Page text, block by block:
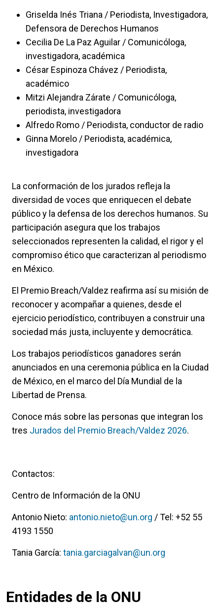
Griselda Inés Triana / Periodista, Investigadora,
Defensora de Derechos Humanos
Cecilia De La Paz Aguilar / Comunicóloga,
investigadora, académica
César Espinoza Chávez / Periodista,
académico
Mitzi Alejandra Zárate / Comunicóloga,
periodista, investigadora
Alfredo Romo / Periodista, conductor de radio
Ginna Morelo / Periodista, académica,
investigadora
La conformación de los jurados refleja la
diversidad de voces que enriquecen el debate
público y la defensa de los derechos humanos. Su
participación asegura que los trabajos
seleccionados representen la calidad, el rigor y el
compromiso ético que caracterizan al periodismo
en México.
El Premio Breach/Valdez reafirma así su misión de
reconocer y acompañar a quienes, desde el
ejercicio periodístico, contribuyen a construir una
sociedad más justa, incluyente y democrática.
Los trabajos periodísticos ganadores serán
anunciados en una ceremonia pública en la Ciudad
de México, en el marco del Día Mundial de la
Libertad de Prensa.
Conoce más sobre las personas que integran los
tres Jurados del Premio Breach/Valdez 2026.
Contactos:
Centro de Información de la ONU
Antonio Nieto: antonio.nieto@un.org / Tel: +52 55
4193 1550
Tania García: tania.garciagalvan@un.org
Entidades de la ONU